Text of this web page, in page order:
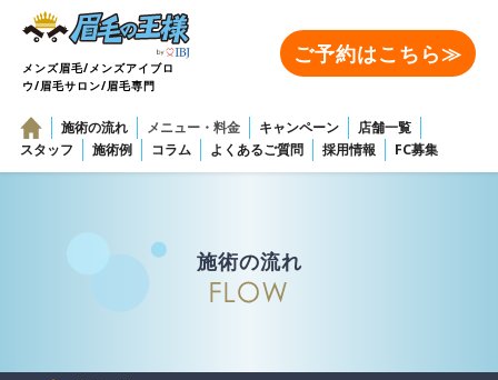
メンズ眉毛/メンズアイブロ
ウ/眉毛サロン/眉毛専門
ご予約はこちら≫
施術の流れ メニュー・料金 キャンペーン
店舗一覧
スタッフ
施術例 コラム よくあるご質問 採用情報 FC募集
施術の流れ